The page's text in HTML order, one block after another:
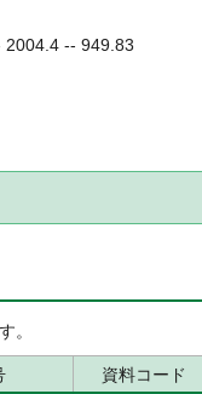
2004.4 -- 949.83
。
資料コード